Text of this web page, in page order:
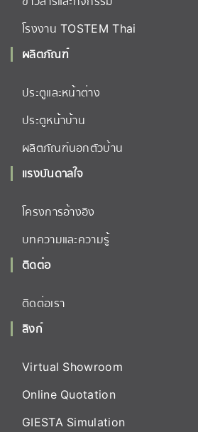
โรงงาน TOSTEM Thai
ผลิตภัณฑ์
ประตูและหน้าต่าง
ประตูหน้าบ้าน
ผลิตภัณฑ์นอกตัวบ้าน
แรงบันดาลใจ
โครงการอ้างอิง
บทความและความรู้
ติดต่อ
ติดต่อเรา
ลิงก์
Virtual Showroom
Online Quotation
GIESTA Simulation